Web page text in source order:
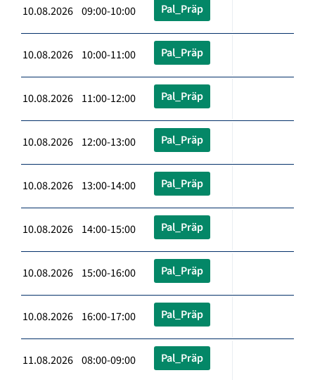
10.08.2026 09:00-10:00 Pal_Präp
10.08.2026 10:00-11:00 Pal_Präp
10.08.2026 11:00-12:00 Pal_Präp
10.08.2026 12:00-13:00 Pal_Präp
10.08.2026 13:00-14:00 Pal_Präp
10.08.2026 14:00-15:00 Pal_Präp
10.08.2026 15:00-16:00 Pal_Präp
10.08.2026 16:00-17:00 Pal_Präp
11.08.2026 08:00-09:00 Pal_Präp